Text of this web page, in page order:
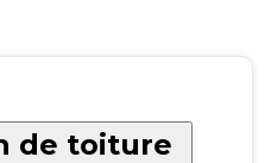
de toiture